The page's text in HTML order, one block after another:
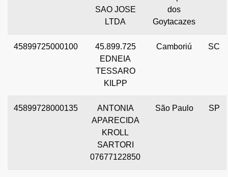
SAO JOSE
LTDA
dos
Goytacazes
45899725000100
45.899.725
EDNEIA
TESSARO
KILPP
Camboriú SC
45899728000135
ANTONIA
APARECIDA
KROLL
SARTORI
07677122850
São Paulo SP